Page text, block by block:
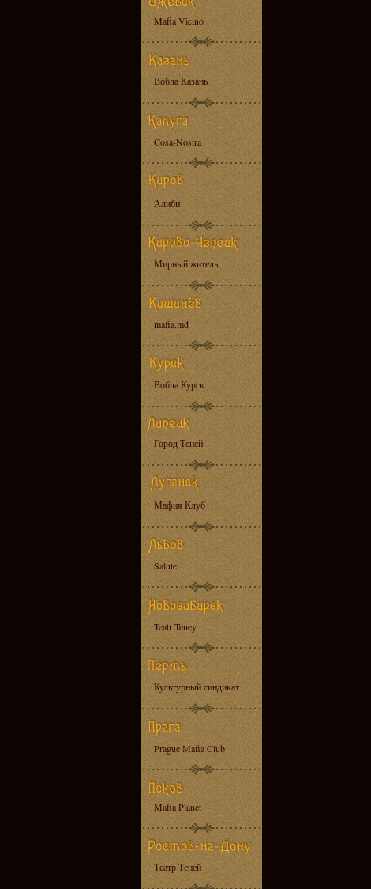
Mafia Vicino
Вобла Казань
Cosa-Nostra
Алиби
Мирный житель
mafia.md
Вобла Курск
Город Теней
Мафия Клуб
Salute
Teatr Teney
Культурный синдикат
Prague Mafia Club
Mafia Planet
Театр Теней